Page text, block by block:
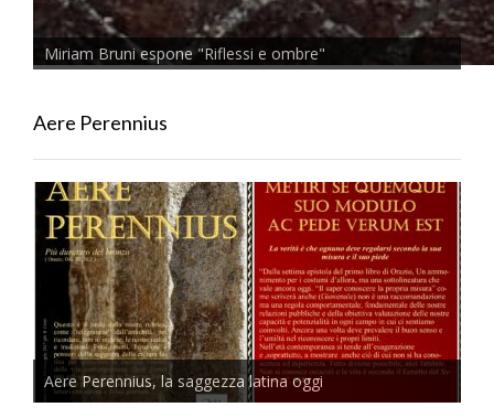
Miriam Bruni espone "Riflessi e ombre"
Aere Perennius
Aere Perennius, la saggezza latina oggi